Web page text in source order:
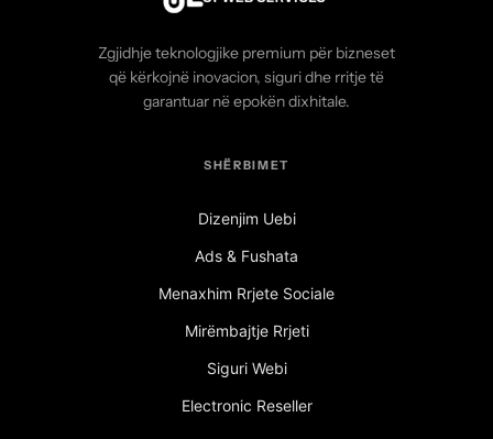
Zgjidhje teknologjike premium për bizneset
që kërkojnë inovacion, siguri dhe rritje të
garantuar në epokën dixhitale.
SHËRBIMET
Dizenjim Uebi
Ads & Fushata
Menaxhim Rrjete Sociale
Mirëmbajtje Rrjeti
Siguri Webi
Electronic Reseller